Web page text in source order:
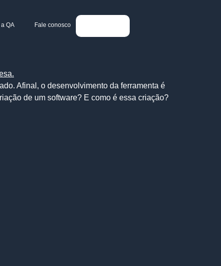
QA Fale conosco
Afinal, o desenvolvimento da ferramenta é
de um software? E como é essa criação?